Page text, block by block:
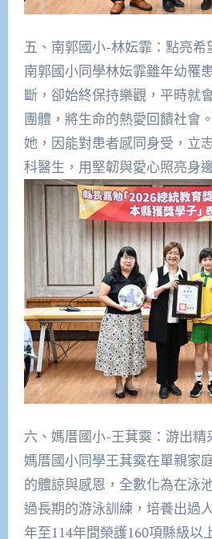
五、南郭國小-林妘霏：點亮希
南郭國小同學林妘霏雖年幼罹
斷，卻始終保持樂觀，平時就
團體，將生命的熱愛回饋社會
她，因能對患者感同身受，立
科醫生，用堅韌與愛心照亮身
六、媽厝國小-王萁霙：游出精
媽厝國小同學王萁霙在單親家
的體諒與感恩，全數化為在泳
過長期的游泳訓練，培養出過
年至114年間榮護160項縣級以